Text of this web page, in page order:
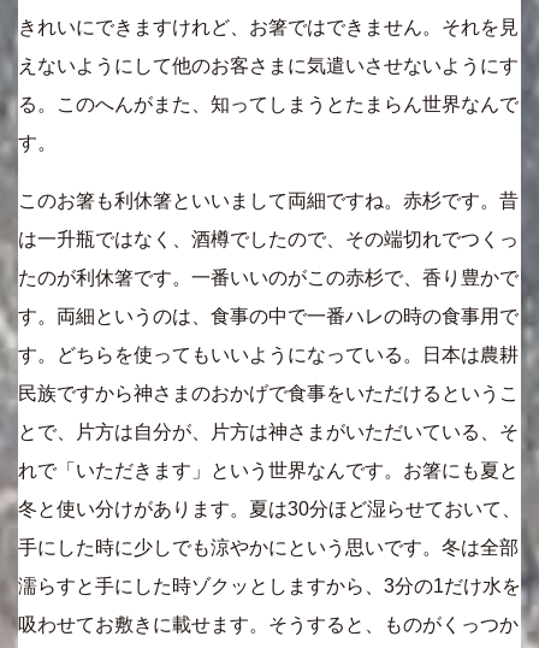
きれいにできますけれど、お箸ではできません。それを見
えないようにして他のお客さまに気遣いさせないようにす
る。このへんがまた、知ってしまうとたまらん世界なんで
す。
このお箸も利休箸といいまして両細ですね。赤杉です。昔
は一升瓶ではなく、酒樽でしたので、その端切れでつくっ
たのが利休箸です。一番いいのがこの赤杉で、香り豊かで
す。両細というのは、食事の中で一番ハレの時の食事用で
す。どちらを使ってもいいようになっている。日本は農耕
民族ですから神さまのおかげで食事をいただけるというこ
とで、片方は自分が、片方は神さまがいただいている、そ
れで「いただきます」という世界なんです。お箸にも夏と
冬と使い分けがあります。夏は30分ほど湿らせておいて、
手にした時に少しでも涼やかにという思いです。冬は全部
濡らすと手にした時ゾクッとしますから、3分の1だけ水を
吸わせてお敷きに載せます。そうすると、ものがくっつか